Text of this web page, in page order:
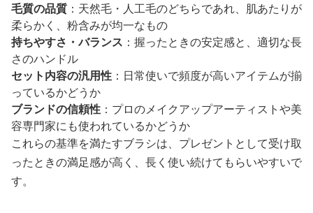
毛質の品質 ：天然毛・人工毛のどちらであれ、肌あたりが
柔らかく、粉含みが均一なもの
持ちやすさ・バランス ：握ったときの安定感と、適切な長
さのハンドル
セット内容の汎用性 ：日常使いで頻度が高いアイテムが揃
っているかどうか
ブランドの信頼性 ：プロのメイクアップアーティストや美
容専門家にも使われているかどうか
これらの基準を満たすブラシは、プレゼントとして受け取
ったときの満足感が高く、長く使い続けてもらいやすいで
す。